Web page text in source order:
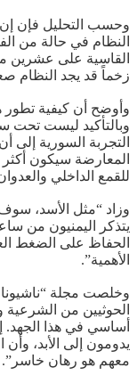
وحسب التحليل فإن
النظام في حالة من
القاسية على عشرين
زخماً قد يجد النظام
وأوضح أن كيفية
وبالتأكيد ليست تحت
التجربة السورية
المعارضة سيكون
للقمع الداخلي
وزاد “مثل الأسد،
يتذكر اليمنيون من
الحفاظ على الضغط
الأهمية”.
وخلصت مجلة
الحوثيين من
أساسي في هذا الجهد.
يدومون إلى الأبد،
معهم هو رهان خاسر”.